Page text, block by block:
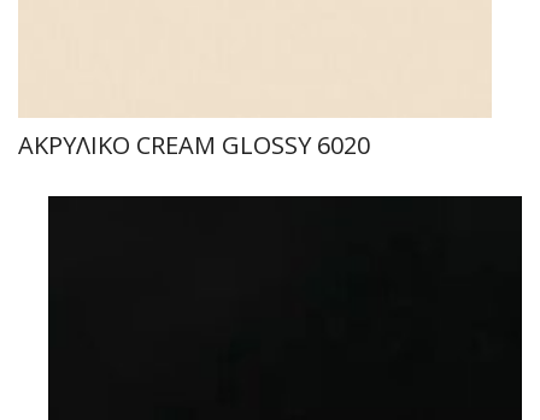
ΑΚΡΥΛΙΚΟ CREAM GLOSSY 6020